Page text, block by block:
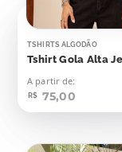
TSHIRTS ALGODÃO
A partir de:
R$ 75,00